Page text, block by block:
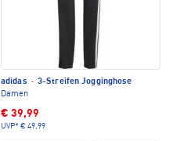
adidas · 3-Streifen Jogginghose
Damen
€ 39,99
UVP* € 49,99